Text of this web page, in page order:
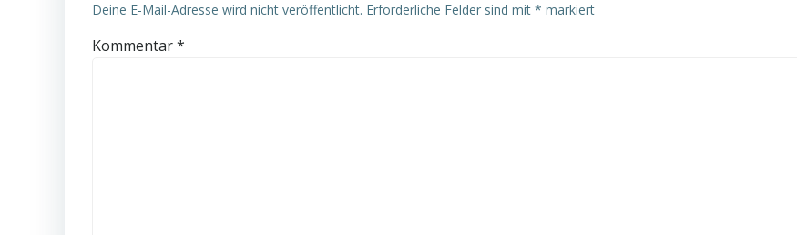
Deine E-Mail-Adresse wird nicht veröffentlicht. Erforderliche Felder sind mit * markiert
Kommentar*